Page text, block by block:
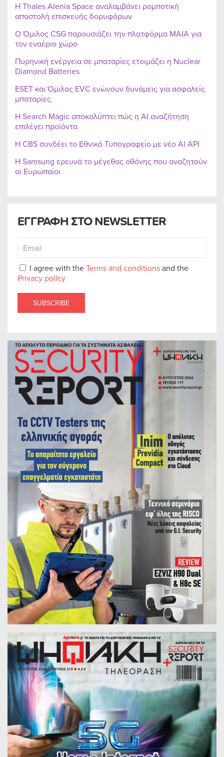
ΕΓΓΡΑΦΗ ΣΤΟ NEWSLETTER
I agree with theTerms and conditionsand the
Privacy policy
SUBSCRIBE
Η Thales Alenia Space αναλαμβάνει ρομποτική
αποστολή επισκευής δορυφόρων
Ο Όμιλος CSG παρουσιάζει την πλατφόρμα MAIA για
τον εναέριο χώρο
Πυρηνική ενέργεια σε μπαταρίες ετοιμάζει η Nuclear
Diamond Batteries
ESET και Όμιλος EVC ενώνουν δυνάμεις για ασφαλείς
μπαταρίες
Η Search Magic αποκαλύπτει πώς η AI αναζήτηση
επιλέγει προϊόντα
Η CBS συνδέει το Εθνικό Τυπογραφείο με νέο AI API
Η Samsung ερευνά το μέγεθος οθόνης που αναζητούν
οι Ευρωπαίοι